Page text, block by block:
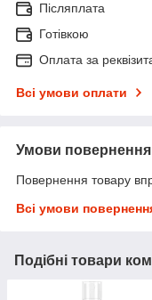
Післяплата
Готівкою
Оплата за
Всі умови оплати
Умови повернення
Повернення товару
Всі умови
Подібні товари